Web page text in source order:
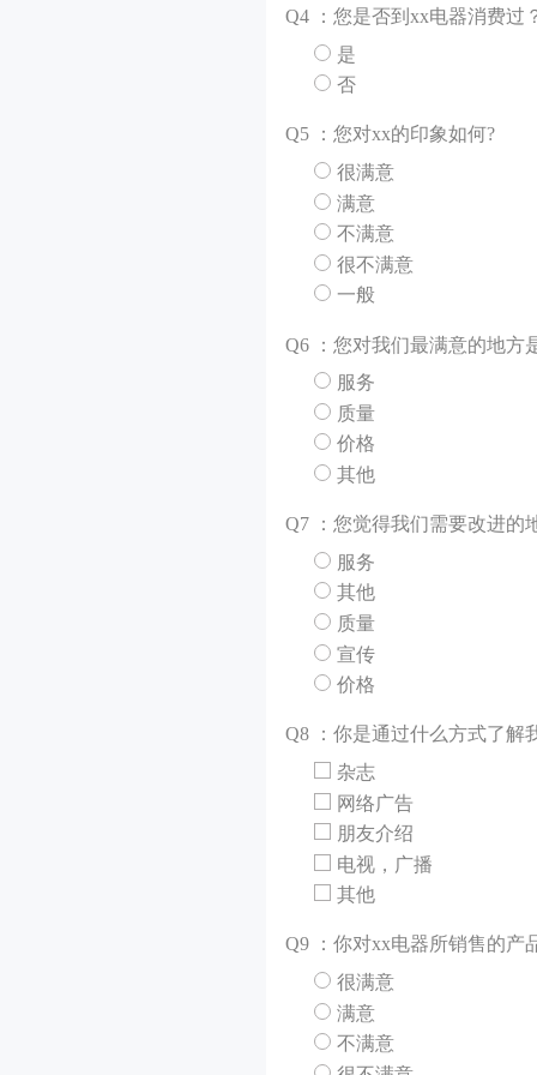
Q4 ：您是否到xx电器消费过
是
否
Q5 ：您对xx的印象如何?
很满意
满意
不满意
很不满意
一般
Q6 ：您对我们最满意的地方
服务
质量
价格
其他
Q7 ：您觉得我们需要改进的
服务
其他
质量
宣传
价格
Q8 ：你是通过什么方式了解
杂志
网络广告
朋友介绍
电视，广播
其他
Q9 ：你对xx电器所销售的产
很满意
满意
不满意